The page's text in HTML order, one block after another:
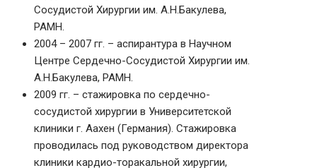
Сосудистой Хирургии им. А.Н.Бакулева,
РАМН.
2004 – 2007 гг. – аспирантура в Научном
Центре Сердечно-Сосудистой Хирургии им.
А.Н.Бакулева, РАМН.
2009 гг. – стажировка по сердечно-
сосудистой хирургии в Университетской
клиники г. Аахен (Германия). Стажировка
проводилась под руководством директора
клиники кардио-торакальной хирургии,